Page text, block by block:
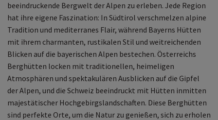
beeindruckende Bergwelt der Alpen zu erleben. Jede Region
hat ihre eigene Faszination: In Südtirol verschmelzen alpine
Tradition und mediterranes Flair, während Bayerns Hütten
mit ihrem charmanten, rustikalen Stil und weitreichenden
Blicken auf die bayerischen Alpen bestechen. Österreichs
Berghütten locken mit traditionellen, heimeligen
Atmosphären und spektakulären Ausblicken auf die Gipfel
der Alpen, und die Schweiz beeindruckt mit Hütten inmitten
majestätischer Hochgebirgslandschaften. Diese Berghütten
sind perfekte Orte, um die Natur zu genießen, sich zu erholen